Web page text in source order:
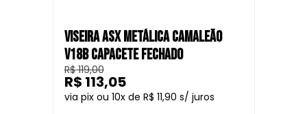
VISEIRA ASX METÁLICA CAMALEÃO
V18B CAPACETE FECHADO
R$ 119,00
10
R$ 11,90
R$ 113,05